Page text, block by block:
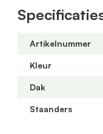
veranda kunnen
Het beste
Artikelnummer
Kleur
Dak
Staanders